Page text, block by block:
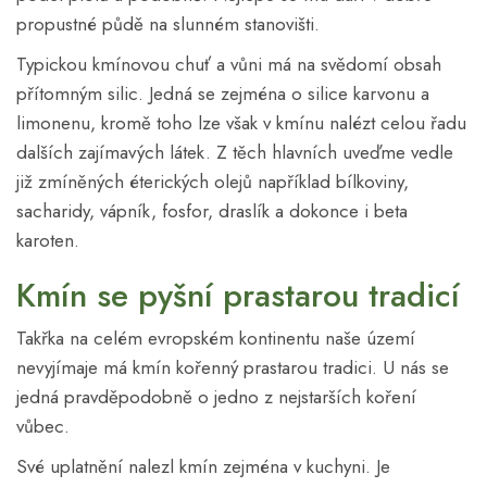
propustné půdě na slunném stanovišti.
Typickou kmínovou chuť a vůni má na svědomí obsah
přítomným silic. Jedná se zejména o silice karvonu a
limonenu, kromě toho lze však v kmínu nalézt celou řadu
dalších zajímavých látek. Z těch hlavních uveďme vedle
již zmíněných éterických olejů například bílkoviny,
sacharidy, vápník, fosfor, draslík a dokonce i beta
karoten.
Kmín se pyšní prastarou tradicí
Takřka na celém evropském kontinentu naše území
nevyjímaje má kmín kořenný prastarou tradici. U nás se
jedná pravděpodobně o jedno z nejstarších koření
vůbec.
Své uplatnění nalezl kmín zejména v kuchyni. Je